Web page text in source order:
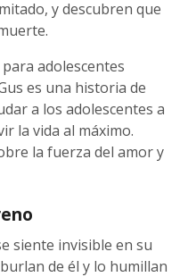
y descubren que
adolescentes
es una historia de
a los adolescentes a
la vida al máximo.
la fuerza del amor y
siente invisible en su
de él y lo humillan